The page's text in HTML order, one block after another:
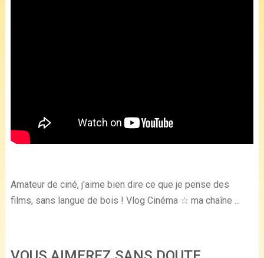
Amateur de ciné, j'aime bien dire ce que je pense des
films, sans langue de bois ! Vlog Cinéma ☆ ma chaîne ...